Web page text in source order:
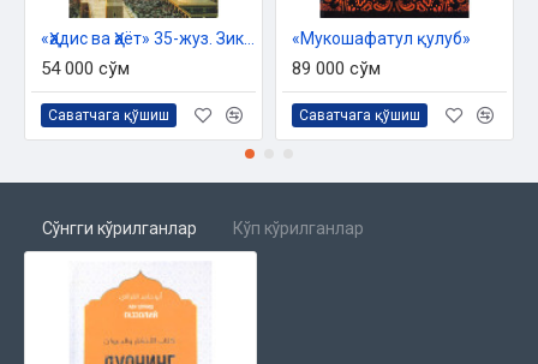
54 000 сўм
Саватчага қўшиш
«Мукошафатул қулуб»
89 000 сўм
Саватчага қўшиш
Сўнгги кўрилганлар Кўп кўрилганлар